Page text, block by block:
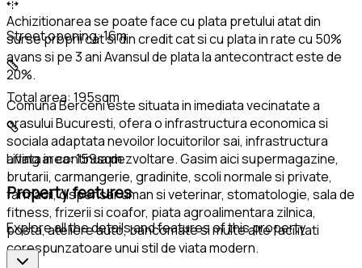
Achizitionarea se poate face cu plata pretului atat din
surse proprii cat si din credit cat si cu plata in rate cu 50%
avans si pe 3 ani Avansul de plata la antecontract este de
20%.
Comuna Berceni este situata in imediata vecinatate a
orasului Bucuresti, ofera o infrastructura economica si
sociala adaptata nevoilor locuitorilor sai, infrastructura
aflata in continua dezvoltare. Gasim aici supermagazine,
brutarii, carmangerie, gradinite, scoli normale si private,
farmacii, dispensar uman si veterinar, stomatologie, sala de
fitness, frizerii si coafor, piata agroalimentara zilnica,
posta, ateliere auto, bancomate si multe alte facilitati
corespunzatoare unui stil de viata modern.
Street opening:16m
Total area: 195sqm
Living area:159sqm
Property features
Explore all the details and features of this property